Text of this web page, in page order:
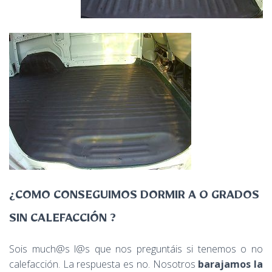
¿COMO CONSEGUIMOS DORMIR A 0 GRADOS
SIN CALEFACCIÓN ?
Sois much@s l@s que nos preguntáis si tenemos o no
calefacción. La respuesta es no. Nosotros barajamos la